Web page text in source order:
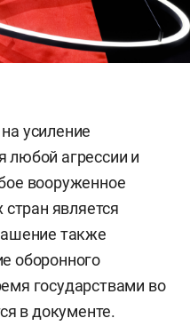
усиление
любой агрессии и
вооруженное
стран является
также
оборонного
государствами во
в документе.